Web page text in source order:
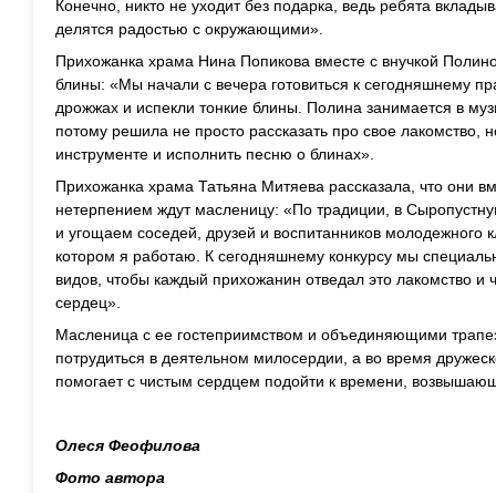
Конечно, никто не уходит без подарка, ведь ребята
делятся радостью с окружающими».
Прихожанка храма Нина Попикова вместе с внучкой
блины: «Мы начали с вечера готовиться к сегодняшнему
дрожжах и испекли тонкие блины. Полина занимается в
потому решила не просто рассказать про свое лакомство,
инструменте и исполнить песню о блинах».
Прихожанка храма Татьяна Митяева рассказала, что они
нетерпением ждут масленицу: «По традиции, в
и угощаем соседей, друзей и воспитанников молодежного
котором я работаю. К сегодняшнему конкурсу мы
видов, чтобы каждый прихожанин отведал это лакомство и
сердец».
Масленица с ее гостеприимством и объединяющими
потрудиться в деятельном милосердии, а во время
помогает с чистым сердцем подойти к времени,
Олеся Феофилова
Фото автора